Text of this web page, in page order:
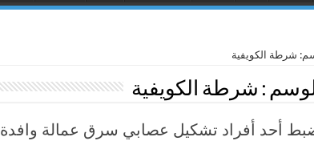
شرطة الكويفية
: شرطة الكويفية
أحد أفراد تشكيل عصابي سرق عمالة وافدة